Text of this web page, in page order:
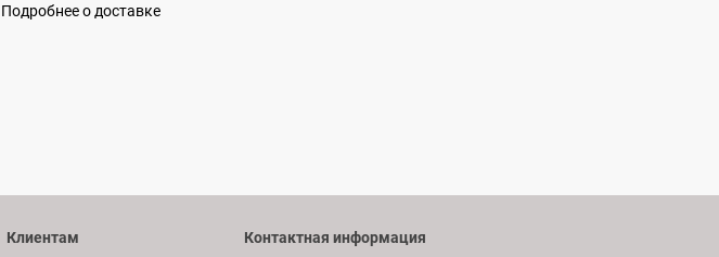
Подробнее о доставке
Клиентам Контактная информация